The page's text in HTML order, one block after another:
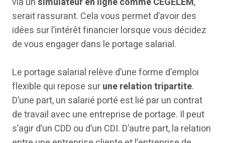
serait rassurant. Cela vous permet d’avoir des
idées sur l’intérêt financier lorsque vous décidez
de vous engager dans le portage salarial.
Le portage salarial relève d’une forme d’emploi
flexible qui repose surune relation tripartite.
D’une part, un salarié porté est lié par un contrat
de travail avec une entreprise de portage. Il peut
s’agir d’un CDD ou d’un CDI. D’autre part, la relation